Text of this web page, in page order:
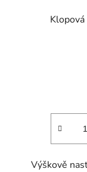
Výškově